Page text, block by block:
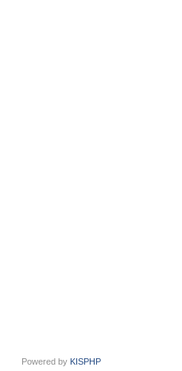
Powered by KISPHP